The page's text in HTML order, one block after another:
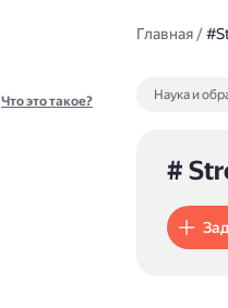
Что это такое?
Главная/
Наука и
#